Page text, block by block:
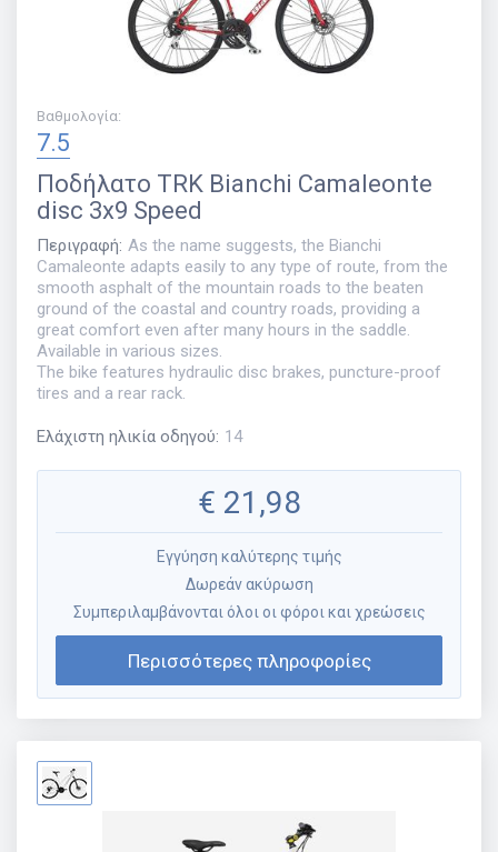
Βαθμολογία:
7.5
Ποδήλατο TRK Bianchi Camaleonte
disc 3x9 Speed
Περιγραφή: As the name suggests, the Bianchi
Camaleonte adapts easily to any type of route, from the
smooth asphalt of the mountain roads to the beaten
ground of the coastal and country roads, providing a
great comfort even after many hours in the saddle.
Available in various sizes.
The bike features hydraulic disc brakes, puncture-proof
tires and a rear rack.
Ελάχιστη ηλικία οδηγού: 14
€ 21,98
Εγγύηση καλύτερης τιμής
Δωρεάν ακύρωση
Συμπεριλαμβάνονται όλοι οι φόροι και χρεώσεις
Περισσότερες πληροφορίες